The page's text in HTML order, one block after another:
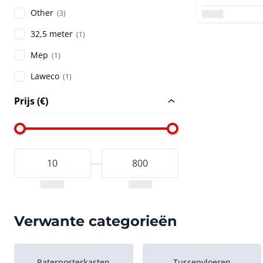
Other (3)
32,5 meter (1)
Mep (1)
Laweco (1)
Prijs (€)
Verwante categorieën